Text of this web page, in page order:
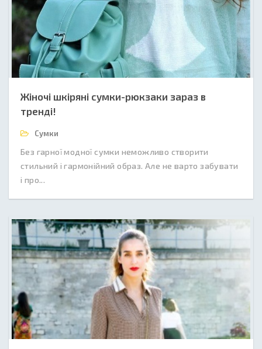
Жіночі шкіряні сумки-рюкзаки зараз в
тренді!
Сумки
Без гарної модної сумки неможливо створити
стильний і гармонійний образ. Але не варто забувати
і про...